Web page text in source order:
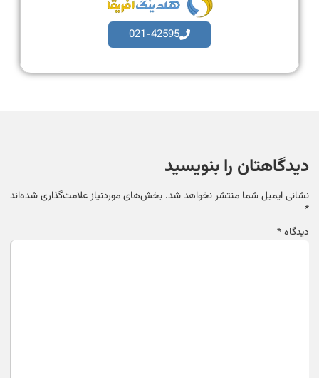
021-42595
دیدگاهتان را بنویسید
نشانی ایمیل شما منتشر نخواهد شد. بخش‌های موردنیاز علامت‌گذاری شده‌اند
*
دیدگاه*